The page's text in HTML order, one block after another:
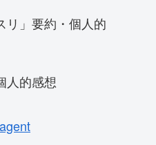
リ」要約・個人的
人的感想